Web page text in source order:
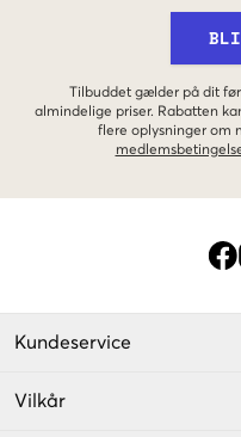
Tilbuddet gælder på dit
almindelige priser. Rabatten
flere oplysninger om
Kundeservice
Vilkår